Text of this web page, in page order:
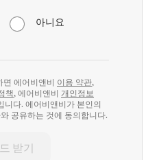
아니요
면 에어비앤비 이용 약관,
책, 에어비앤비 개인정보
니다. 에어비앤비가 본인의
공유하는 것에 동의합니다.
받기